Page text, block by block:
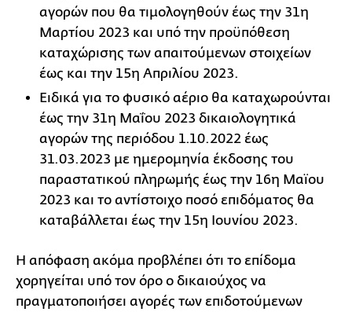
αγορών που θα τιμολογηθούν έως την 31η
Μαρτίου 2023 και υπό την προϋπόθεση
καταχώρισης των απαιτούμενων στοιχείων
έως και την 15η Απριλίου 2023.
Ειδικά για το φυσικό αέριο θα καταχωρούνται
έως την 31η Μαΐου 2023 δικαιολογητικά
αγορών της περιόδου 1.10.2022 έως
31.03.2023 με ημερομηνία έκδοσης του
παραστατικού πληρωμής έως την 16η Μαϊου
2023 και το αντίστοιχο ποσό επιδόματος θα
καταβάλλεται έως την 15η Ιουνίου 2023.
Η απόφαση ακόμα προβλέπει ότι το επίδομα
χορηγείται υπό τον όρο ο δικαιούχος να
πραγματοποιήσει αγορές των επιδοτούμενων